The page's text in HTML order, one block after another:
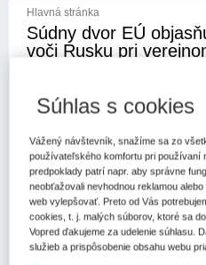
Hlavná stránka
Súdny dvor EÚ
voči Rusku pri
obstarávanie
Kľúčové slová
Verejné obstarávanie
Súdny dvor EÚ vo svojom
Súhlas s cookies
Vážený návštevník, snažíme sa zo
používateľského komfortu pri používaní
predpoklady patrí napr. aby správne
neobťažovali nevhodnou reklamou
web vylepšovať. Preto od Vás
cookies, t. j. malých súborov, ktoré sa
Vopred ďakujeme za udelenie súhlasu.
služieb a prispôsobenie obsahu webu